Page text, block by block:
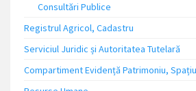
Consultări Publice
Registrul Agricol, Cadastru
Serviciul Juridic și Autoritatea Tutelară
Compartiment Evidență Patrimoniu,